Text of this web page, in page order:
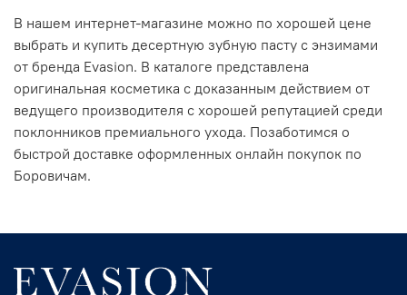
В нашем интернет-магазине можно по хорошей цене
выбрать и купить десертную зубную пасту с энзимами
от бренда Evasion. В каталоге представлена
оригинальная косметика с доказанным действием от
ведущего производителя с хорошей репутацией среди
поклонников премиального ухода. Позаботимся о
быстрой доставке оформленных онлайн покупок по
Боровичам.